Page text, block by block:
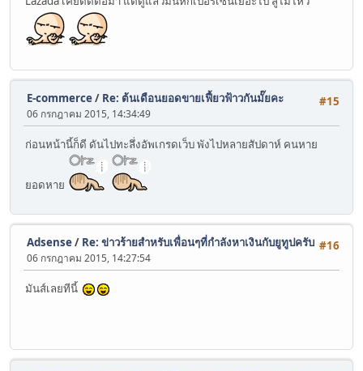
#15
E-commerce/ Re: ต้นเดือนยอดขายเฟี้ยวฟ้าวกันมั๊ยคะ
06 กรกฎาคม 2015, 14:34:49
ก่อนหน้านี้ก็ดี ดันไปทะลึ่งอัพเกรดเว็บ พังไปหลายสัปดาห์ คนหาย
ยอดหาย
#16
Adsense/ Re: ข่าวร้ายสำหรับเพื่อนๆที่กำลังหาเงินกับยูทูปครับ
06 กรกฎาคม 2015, 14:27:54
มันส์เลยทีนี้